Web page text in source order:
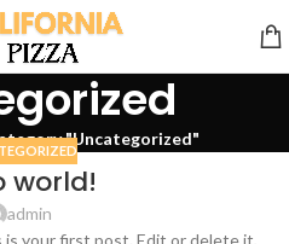
"Uncategorized"
world!
admin
your first post. Edit or delete it,